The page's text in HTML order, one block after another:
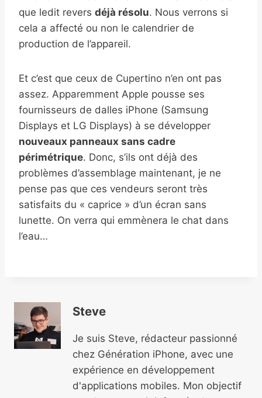
que ledit revers déjà résolu. Nous verrons si
cela a affecté ou non le calendrier de
production de l’appareil.
Et c’est que ceux de Cupertino n’en ont pas
assez. Apparemment Apple pousse ses
fournisseurs de dalles iPhone (Samsung
Displays et LG Displays) à se développer
nouveaux panneaux sans cadre
périmétrique. Donc, s’ils ont déjà des
problèmes d’assemblage maintenant, je ne
pense pas que ces vendeurs seront très
satisfaits du « caprice » d’un écran sans
lunette. On verra qui emmènera le chat dans
l’eau…
Steve
Je suis Steve, rédacteur passionné
chez Génération iPhone, avec une
expérience en développement
d'applications mobiles. Mon objectif